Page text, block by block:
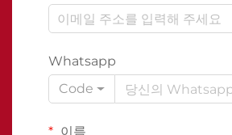
Whatsapp
Code
이름